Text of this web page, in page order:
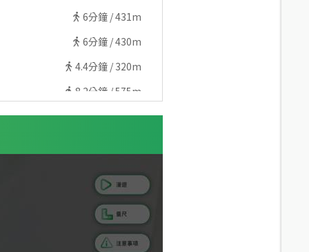
6分鐘 /431m
6分鐘 /430m
4.4分鐘 / 320m
8.2分鐘 / 575m
7.9分鐘 /560m
分鐘 /469m
分鐘 / 567m
分鐘 / 565m